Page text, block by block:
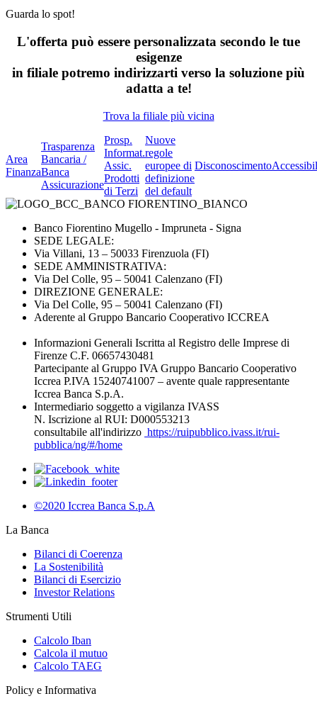
Guarda lo spot!
L'offerta può essere personalizzata secondo le tue
esigenze
in filiale potremo indirizzarti verso la soluzione più
adatta a te!
Trova la filiale più vicina
Area
Finanza
Trasparenza
Bancaria /
Banca
Assicurazione
Prosp.
Informat.
Assic.
Prodotti
di Terzi
Nuove
regole
europee di
definizione
del default
Disconoscimento
Banco Fiorentino Mugello - Impruneta - Signa
SEDE LEGALE:
Via Villani, 13 – 50033 Firenzuola (FI)
SEDE AMMINISTRATIVA:
Via Del Colle, 95 – 50041 Calenzano (FI)
DIREZIONE GENERALE:
Via Del Colle, 95 – 50041 Calenzano (FI)
Aderente al Gruppo Bancario Cooperativo ICCREA
Informazioni Generali Iscritta al Registro delle Imprese di
Firenze C.F. 06657430481
Partecipante al Gruppo IVA Gruppo Bancario Cooperativo
Iccrea P.IVA 15240741007 – avente quale rappresentante
Iccrea Banca S.p.A.
Intermediario soggetto a vigilanza IVASS
N. Iscrizione al RUI: D000553213
consultabile all'indirizzo https://ruipubblico.ivass.it/rui-
pubblica/ng/#/home
©2020 Iccrea Banca S.p.A
La Banca
Bilanci di Coerenza
La Sostenibilità
Bilanci di Esercizio
Investor Relations
Strumenti Utili
Calcolo Iban
Calcola il mutuo
Calcolo TAEG
Policy e Informativa